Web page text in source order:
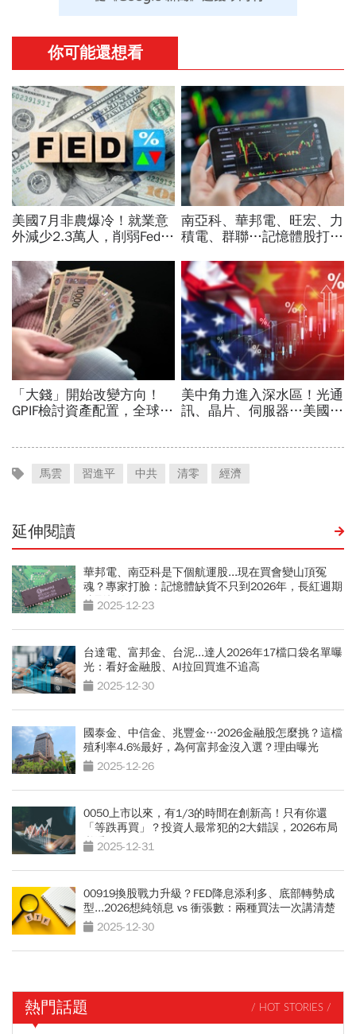
馬雲 習進平 中共 清零 經濟
延伸閱讀
華邦電、南亞科是下個航運股...現在買會變山頂冤
魂？專家打臉：記憶體缺貨不只到2026年，長紅週期
才剛起跑
2025-12-23
台達電、富邦金、台泥...達人2026年17檔口袋名單曝
光：看好金融股、AI拉回買進不追高
2025-12-30
國泰金、中信金、兆豐金…2026金融股怎麼挑？這檔
殖利率4.6%最好，為何富邦金沒入選？理由曝光
2025-12-26
0050上市以來，有1/3的時間在創新高！只有你還
「等跌再買」？投資人最常犯的2大錯誤，2026布局
必看2025-12-31
00919換股戰力升級？FED降息添利多、底部轉勢成
型...2026想純領息 vs 衝張數：兩種買法一次講清楚
2025-12-30
熱門話題 / HOT STORIES /